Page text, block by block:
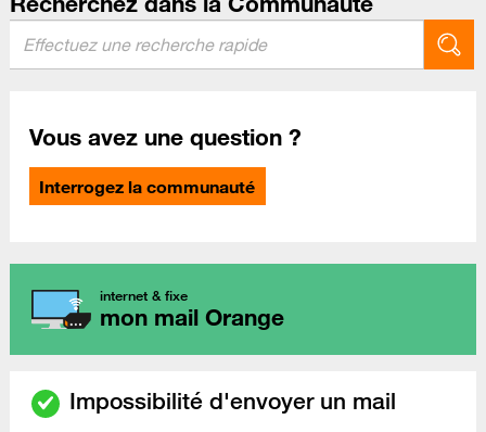
Vous avez une question ?
Interrogez la communauté
internet & fixe
mon mail Orange
Impossibilité d'envoyer un mail